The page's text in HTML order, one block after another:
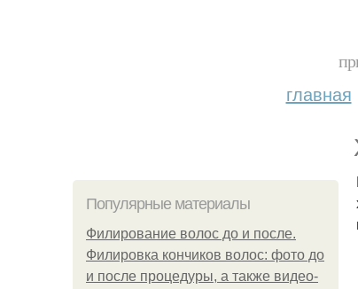
главная
Популярные материалы
Филирование волос до и после.
Филировка кончиков волос: фото до
и после процедуры, а также видео-